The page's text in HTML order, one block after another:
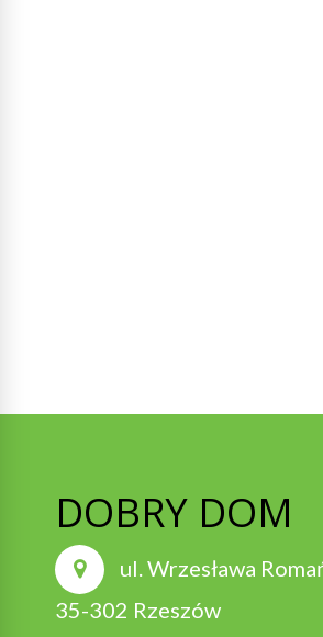
DOBRY DOM
ul. Wrzesława
35-302 Rzeszów